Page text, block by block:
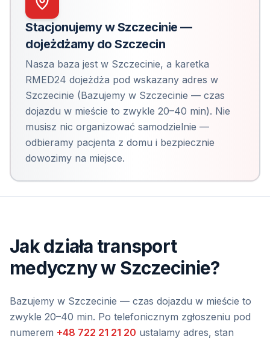
Stacjonujemy w Szczecinie —
dojeżdżamy do Szczecin
Nasza baza jest w Szczecinie, a karetka
RMED24 dojeżdża pod wskazany adres w
Szczecinie (Bazujemy w Szczecinie — czas
dojazdu w mieście to zwykle 20–40 min). Nie
musisz nic organizować samodzielnie —
odbieramy pacjenta z domu i bezpiecznie
dowozimy na miejsce.
Jak działa transport
medycznyw Szczecinie?
Bazujemy w Szczecinie — czas dojazdu w mieście to
zwykle 20–40 min. Po telefonicznym zgłoszeniu pod
numerem +48 722 21 21 20 ustalamy adres, stan